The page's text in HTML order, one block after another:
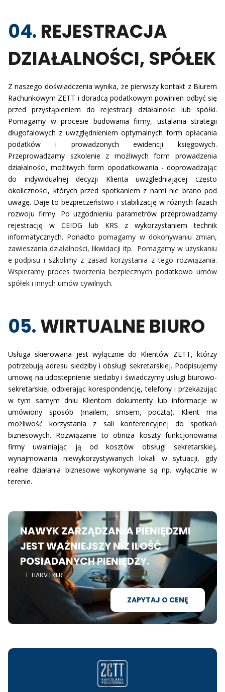
04. REJESTRACJA
DZIAŁALNOŚCI, SPÓŁEK
Z naszego doświadczenia wynika, że pierwszy kontakt z Biurem
Rachunkowym ZETT i doradcą podatkowym powinien odbyć się
przed przystąpieniem do rejestracji działalności lub spółki.
Pomagamy w procesie budowania firmy, ustalania strategii
długofalowych z uwzględnieniem optymalnych form opłacania
podatków i prowadzonych ewidencji księgowych.
Przeprowadzamy szkolenie z możliwych form prowadzenia
działalności, możliwych form opodatkowania - doprowadzając
do indywidualnej decyzji Klienta uwzgledniającej często
okoliczności, których przed spotkaniem z nami nie brano pod
uwagę. Daje to bezpieczeństwo i stabilizację w różnych fazach
rozwoju firmy. Po uzgodnieniu parametrów przeprowadzamy
rejestrację w CEIDG lub KRS z wykorzystaniem technik
informatycznych. Ponadto pomagamy w dokonywaniu zmian,
zawieszania działalności, likwidacji itp. Pomagamy w uzyskaniu
e-podpisu i szkolimy z zasad korzystania z tego rozwiązania.
Wspieramy proces tworzenia bezpiecznych podatkowo umów
spółek i innych umów cywilnych.
05.WIRTUALNE BIURO
Usługa skierowana jest wyłącznie do Klientów ZETT, którzy
potrzebują adresu siedziby i obsługi sekretarskiej. Podpisujemy
umowę na udostepnienie siedziby i świadczymy usługi biurowo-
sekretarskie, odbierając korespondencję, telefony i przekazując
w tym samym dniu Klientom dokumenty lub informacje w
umówiony sposób (mailem, smsem, pocztą). Klient ma
możliwość korzystania z sali konferencyjnej do spotkań
biznesowych. Rozwiązanie to obniża koszty funkcjonowania
firmy uwalniając ją od kosztów obsługi sekretarskiej,
wynajmowania niewykorzystywanych lokali w sytuacji, gdy
realne działania biznesowe wykonywane są np. wyłącznie w
terenie.
NAWYK ZARZĄDZANIA PIENIĘDZMI
JEST WAŻNIEJSZYNIŻ ILOŚĆ
POSIADANYCH PIENIĘDZY.
- T. HARV EKER
ZAPYTAJ O CENĘ